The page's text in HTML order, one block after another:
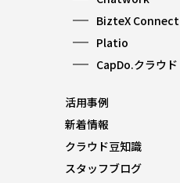
BizteX Connect
Platio
CapDo.クラウド
活用事例
新着情報
クラウド豆知識
スタッフブログ